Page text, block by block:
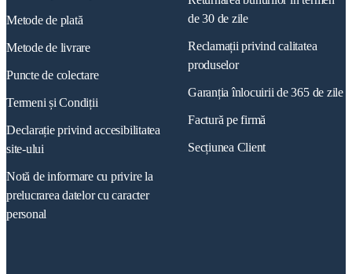
Metode de plată
Metode de livrare
Puncte de colectare
Termeni și Condiții
Declarație privind accesibilitatea
site-ului
Notă de informare cu privire la
prelucrarea datelor cu caracter
personal
de 30 de zile
Reclamații privind calitatea
produselor
Garanția înlocuirii de 365 de zile
Factură pe firmă
Secțiunea Client